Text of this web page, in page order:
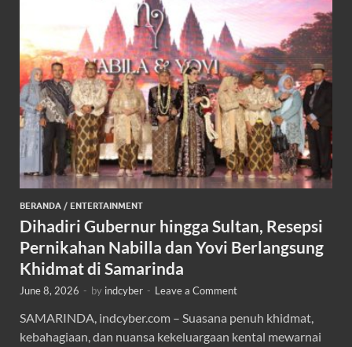
BERANDA / ENTERTAINMENT
Dihadiri Gubernur hingga Sultan, Resepsi
Pernikahan Nabilla dan Yovi Berlangsung
Khidmat di Samarinda
June 8, 2026 - by indcyber - Leave a Comment
SAMARINDA, indcyber.com – Suasana penuh khidmat,
kebahagiaan, dan nuansa kekeluargaan kental mewarnai